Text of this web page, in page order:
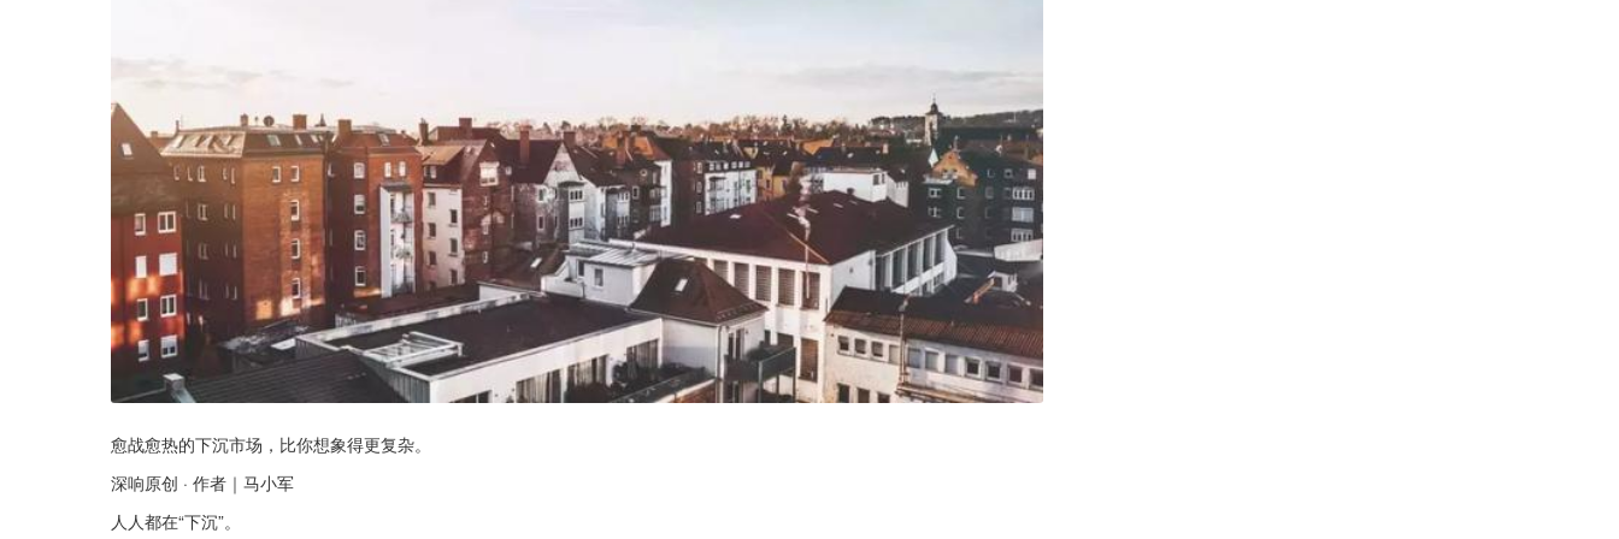
愈战愈热的下沉市场，比你想象得更复杂。
深响原创 · 作者｜马小军
人人都在“下沉”。